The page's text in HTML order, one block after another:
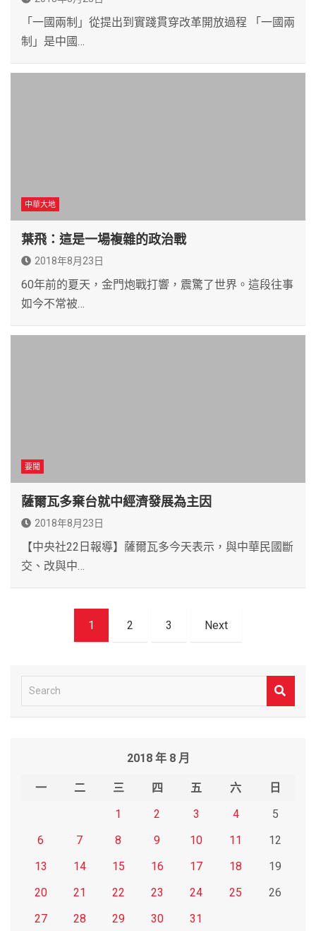
「一國兩制」從提出到實踐貫穿改革開放過程 「一國兩
制」是中國…
中華大地
葉飛：這是一場複雜的政治戰
2018年8月23日
60年前的夏天，金門炮戰打響，震驚了世界。這段往事
如今不常被…
要聞
薩爾瓦多棄台就中經濟發展為主因
2018年8月23日
【中央社22日報導】薩爾瓦多今天表示，與中華民國斷
交、改與中…
1 2 3 Next
e
2018 年 8 月
一 二 三 四 五 六
日
1
2 3 4
5
6
7 8 9 10 11
12
13
14 15 16 17 18
19
20
21 22 23 24 25
26
27
28 29 30
31